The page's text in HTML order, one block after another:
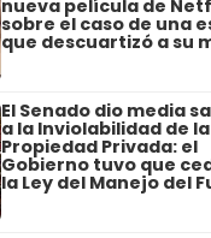
nueva película de
sobre el caso de una
que descuartizó a su
El Senado dio media
a la Inviolabilidad de la
Propiedad Privada: el
Gobierno tuvo que
la Ley del Manejo del